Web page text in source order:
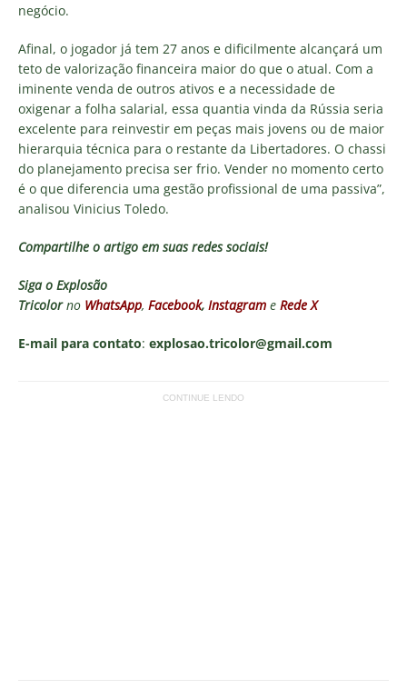
negócio.
Afinal, o jogador já tem 27 anos e dificilmente alcançará um
teto de valorização financeira maior do que o atual. Com a
iminente venda de outros ativos e a necessidade de
oxigenar a folha salarial, essa quantia vinda da Rússia seria
excelente para reinvestir em peças mais jovens ou de maior
hierarquia técnica para o restante da Libertadores. O chassi
do planejamento precisa ser frio. Vender no momento certo
é o que diferencia uma gestão profissional de uma passiva”,
analisou Vinicius Toledo.
Compartilhe o artigo em suas redes sociais!
Siga o Explosão
Tricolorno WhatsApp, Facebook, Instagram e Rede X
E-mail para contato: explosao.tricolor@gmail.com
CONTINUE LENDO